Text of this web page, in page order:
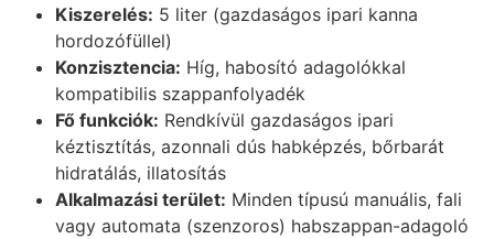
Kiszerelés: 5 liter (gazdaságos ipari kanna
hordozófüllel)
Konzisztencia: Híg, habosító adagolókkal
kompatibilis szappanfolyadék
Fő funkciók: Rendkívül gazdaságos ipari
kéztisztítás, azonnali dús habképzés, bőrbarát
hidratálás, illatosítás
Alkalmazási terület: Minden típusú manuális, fali
vagy automata (szenzoros) habszappan-adagoló